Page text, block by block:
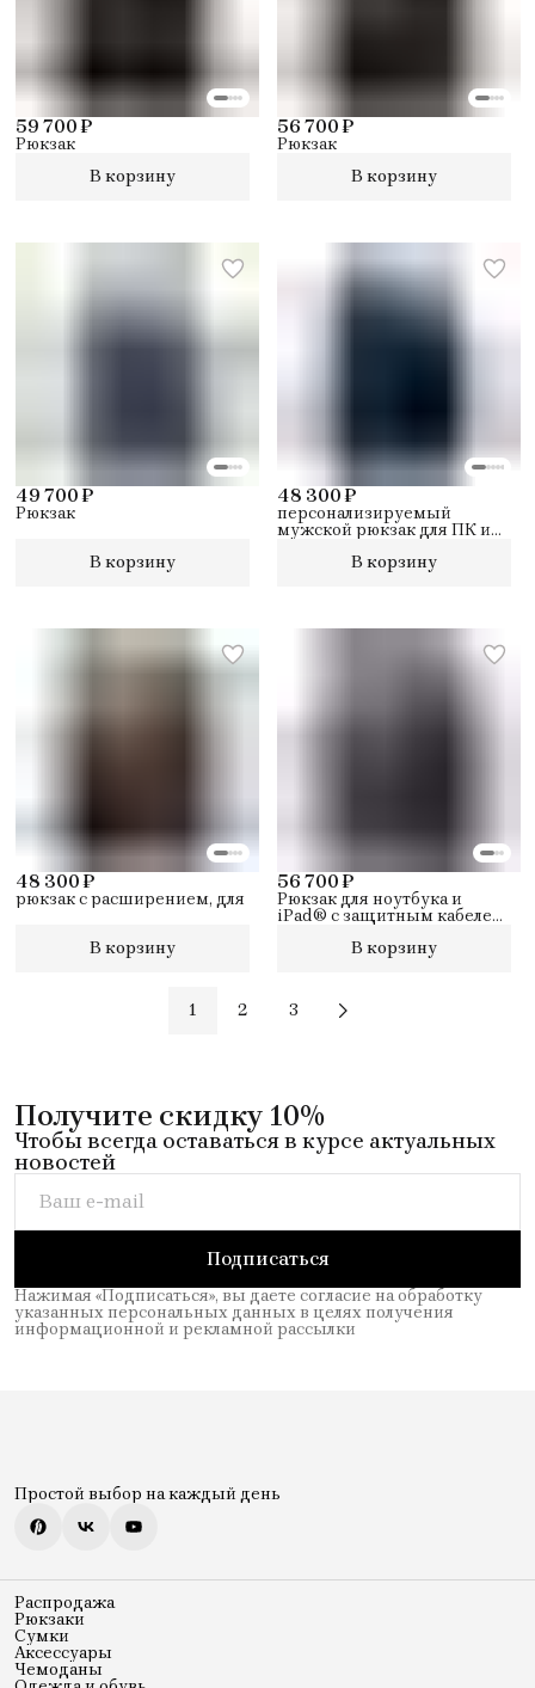
59 700 ₽
Рюкзак
В корзину
56 700 ₽
Рюкзак
В корзину
49 700 ₽
Рюкзак
В корзину
48 300 ₽
персонализируемый
мужской рюкзак для ПК и
В корзину
48 300 ₽
рюкзак с расширением, для
В корзину
56 700 ₽
Рюкзак для ноутбука и
iPad® с защитным кабелем,
CONNEQU, защитой от
В корзину
1 2 3
Получите скидку 10%
Чтобы всегда оставаться в курсе актуальных
новостей
Подписаться
Нажимая «Подписаться», вы даете согласие на обработку
указанных персональных данных в целях получения
информационной и рекламной рассылки
Простой выбор на каждый день
Распродажа
Рюкзаки
Сумки
Аксессуары
Чемоданы